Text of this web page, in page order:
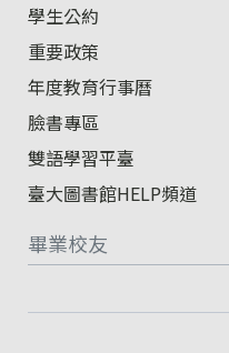
學生公約
重要政策
年度教育行事曆
臉書專區
雙語學習平臺
臺大圖書館HELP頻道
畢業校友